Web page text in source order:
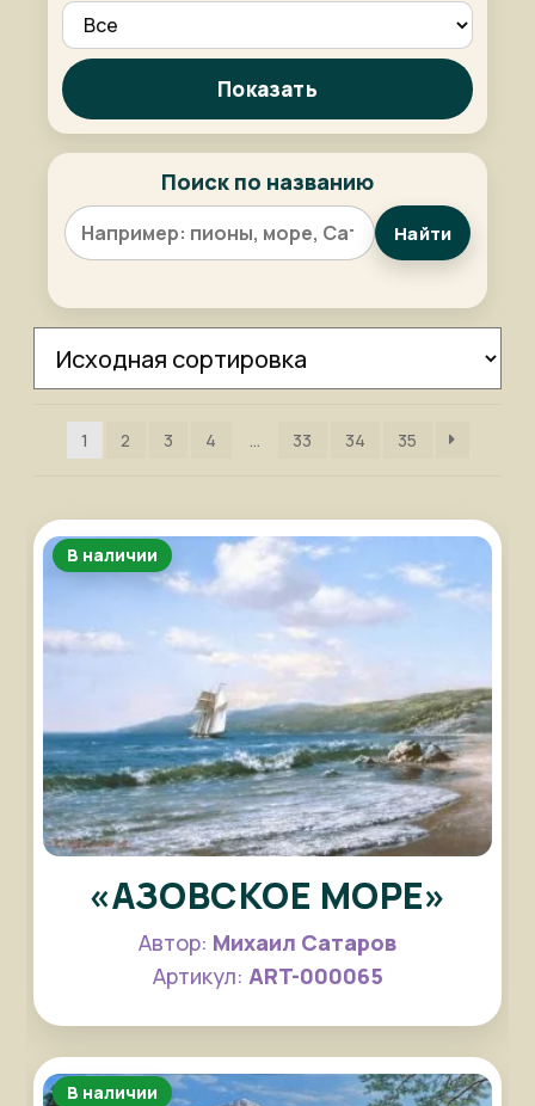
Показать
Поиск по названию
Найти
1 2 3 4 … 33 34 35
В наличии
«АЗОВСКОЕ МОРЕ»
Автор: Михаил Сатаров
Артикул: ART-000065
В наличии